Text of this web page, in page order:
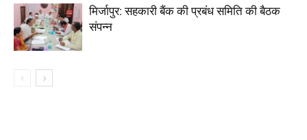
मिर्जापुर: सहकारी बैंक की प्रबंध समिति की बैठक
संपन्न